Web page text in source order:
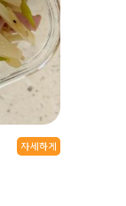
자세하게